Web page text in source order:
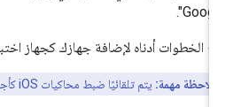
الخطوات أدناه لإضافة جهازك كجهاز اختباري.
ملاحظة مهمة:يتم تلقائيًا ضبط محاكيات iOS كأجهزة اختبار.